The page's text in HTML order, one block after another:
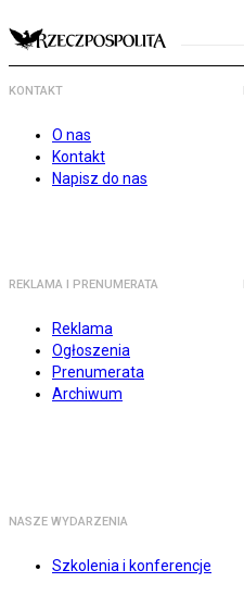
KONTAKT
O nas
Kontakt
Napisz do nas
REKLAMA I PRENUMERATA
Reklama
Ogłoszenia
Prenumerata
Archiwum
NASZE WYDARZENIA
Szkolenia i konferencje